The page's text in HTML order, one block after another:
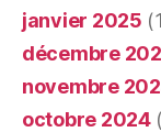
janvier 2025
décembre
novembre
octobre 2024